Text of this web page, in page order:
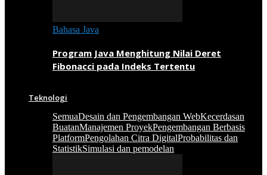
Bahasa Java
Program Java Menghitung Nilai Deret
Fibonacci pada Indeks Tertentu
Teknologi
SemuaDesain dan Pengembangan WebKecerdasan
BuatanManajemen ProyekPengembangan Berbasis
PlatformPengolahan Citra DigitalProbabilitas dan
StatistikSimulasi dan pemodelan